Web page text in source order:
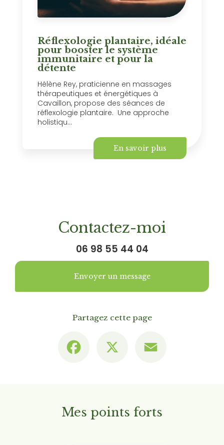
Réflexologie plantaire, idéale
pour booster le système
immunitaire et pour la
détente
Hélène Rey, praticienne en massages
thérapeutiques et énergétiques à
Cavaillon, propose des séances de
réflexologie plantaire. Une approche
holistiqu...
En savoir plus
Contactez-moi
06 98 55 44 04
Envoyer un message
Partagez cette page
Mes points forts